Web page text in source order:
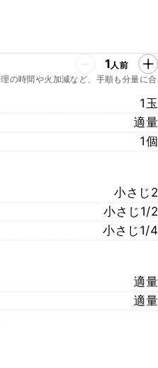
1人前
の時間や火加減など、手順も分量に合
1玉
適量
1個
小さじ2
小さじ1/2
小さじ1/4
適量
適量